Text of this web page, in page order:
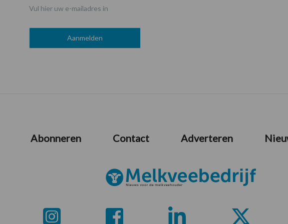
Vul hier uw e-mailadres in
Abonneren Contact Adverteren